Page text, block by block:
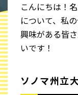
こんにちは！
について、私
興味がある皆
いです！
ソノマ州立